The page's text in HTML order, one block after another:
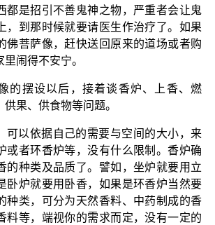
都是招引不善鬼神之物，严重者会让鬼
，到那时候就要请医生作治疗了。如果
佛菩萨像，赶快送回原来的道场或者购
闹得不安宁。
的摆设以后，接着谈香炉、上香、燃
果、供食物等问题。
可以依据自己的需要与空间的大小，来
或者环香炉等，没有什么限制。香炉确
的种类及品质了。譬如，坐炉就要用立
卧炉就要用卧香，如果是环香炉当然要
种类，可分为天然香料、中药制成的香
料等，端视你的需求而定，没有一定的